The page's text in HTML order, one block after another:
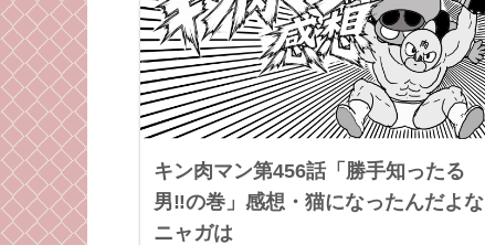
キン肉マン第456話「勝手知ったる
男‼︎の巻」感想・猫になったんだよな
ニャガは